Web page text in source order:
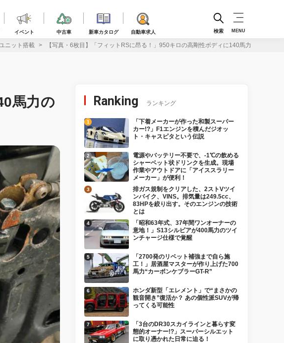
イベント 中古車 新車カタログ 自動車求人 検索 MENU
ニット搭載 【写真・6枚目】「フィットRSに昂る！」950キロの高剛性ボディに140馬力のハイコン
馬力の
Ranking ランキング
「下着メーカーが作った和製スーパー
カー!?」F1エンジンを積んだジオッ
ト・キャスピタという伝説
電源やバッテリー不要で、-1℃の飲める
シャーベット状ドリンクを生成。現場
作業やアウトドアに「アイススラリー
メーカー」が便利！
排ガス規制をクリアした、2ストVツイ
ンバイク、VINS。排気量は249.5cc、
83HPを絞り出す。そのエンジンの技術
とは
「昭和63年式、37年間ワンオーナーの
意地！」S13シルビアが400馬力のツイ
ンチャージ仕様で覚醒
「2700発のリベット補強まで自ら施
工！」居酒屋マスターが作り上げた700
馬力“カーボンケブラーGT-R”
ホンダ新型「エレメント」で“まさかの
観音開き”復活か？ あの個性派SUVが帰
ってくる可能性
「3台のDR30スカイラインと暮らす変
態的オーナー!?」スーパーシルエット
に取り憑かれた日常に迫る！